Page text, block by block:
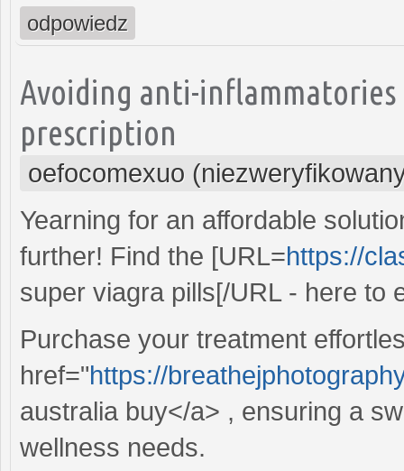
odpowiedz
Avoiding anti-
prescription
oefocomexuo
Yearning for an affordable
further! Find the [URL=https://
super viagra pills[/URL - here to
Purchase your treatment
href="https://
australia buy</a> , ensuring a
wellness needs.